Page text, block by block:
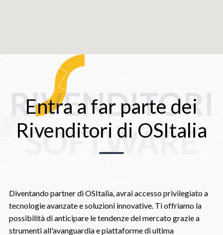
Entra a far parte dei
Rivenditori di OSItalia
RIVENDITORI
SOFTWARE
Diventando partner di OSItalia, avrai accesso privilegiato a
tecnologie avanzate e soluzioni innovative. Ti offriamo la
possibilità di anticipare le tendenze del mercato grazie a
strumenti all'avanguardia e piattaforme di ultima